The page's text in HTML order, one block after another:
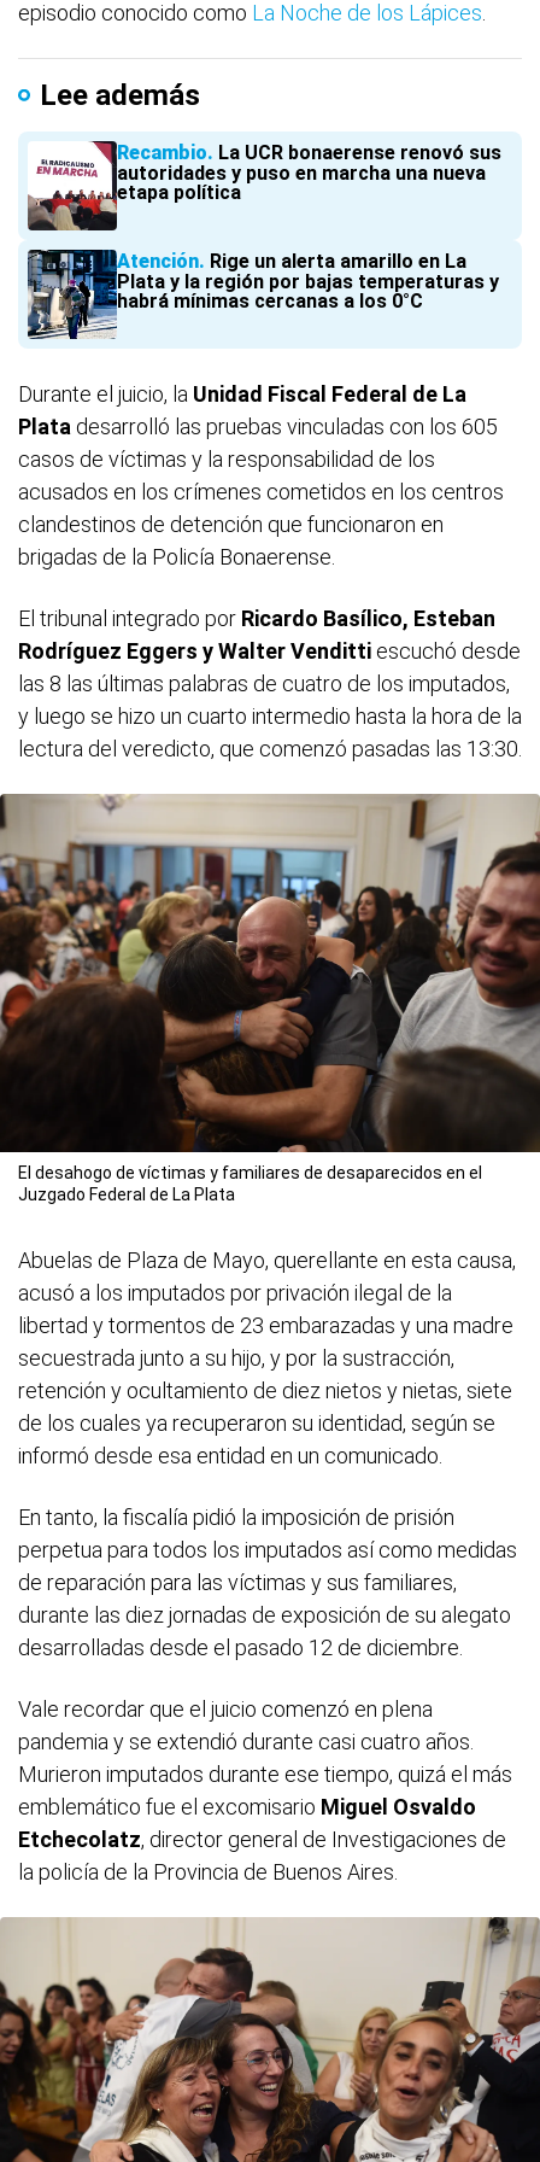
episodio conocido como La Noche de los Lápices
Lee además
Recambio La UCR bonaerense renovó sus
autoridades y puso en marcha una nueva
etapa política
Atención Rige un alerta amarillo en La
Plata y la región por bajas temperaturas y
habrá mínimas cercanas a los 0°C
Durante el juicio, la Unidad Fiscal Federal de La
Plata desarrolló las pruebas vinculadas con los 605
casos de víctimas y la responsabilidad de los
acusados en los crímenes cometidos en los centros
clandestinos de detención que funcionaron en
brigadas de la Policía Bonaerense.
El tribunal integrado por Ricardo Basílico, Esteban
Rodríguez Eggers y Walter Venditti escuchó desde
las 8 las últimas palabras de cuatro de los imputados,
y luego se hizo un cuarto intermedio hasta la hora de la
lectura del veredicto, que comenzó pasadas las 13:30.
El desahogo de víctimas y familiares de desaparecidos en el
Juzgado Federal de La Plata
Abuelas de Plaza de Mayo, querellante en esta causa,
acusó a los imputados por privación ilegal de la
libertad y tormentos de 23 embarazadas y una madre
secuestrada junto a su hijo, y por la sustracción,
retención y ocultamiento de diez nietos y nietas, siete
de los cuales ya recuperaron su identidad, según se
informó desde esa entidad en un comunicado.
En tanto, la fiscalía pidió la imposición de prisión
perpetua para todos los imputados así como medidas
de reparación para las víctimas y sus familiares,
durante las diez jornadas de exposición de su alegato
desarrolladas desde el pasado 12 de diciembre.
Vale recordar que el juicio comenzó en plena
pandemia y se extendió durante casi cuatro años.
Murieron imputados durante ese tiempo, quizá el más
emblemático fue el excomisario Miguel Osvaldo
Etchecolatz, director general de Investigaciones de
la policía de la Provincia de Buenos Aires.